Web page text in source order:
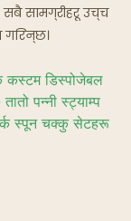
सामग्रीहरू उच्च
गरिन्छ।